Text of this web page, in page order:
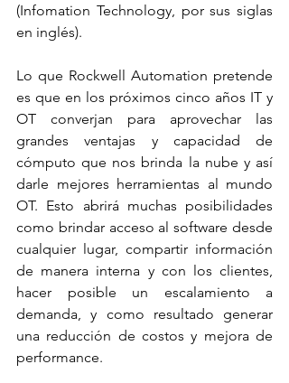
(Infomation Technology, por sus siglas
en inglés).
Lo que Rockwell Automation pretende
es que en los próximos cinco años IT y
OT converjan para aprovechar las
grandes ventajas y capacidad de
cómputo que nos brinda la nube y así
darle mejores herramientas al mundo
OT. Esto abrirá muchas posibilidades
como brindar acceso al software desde
cualquier lugar, compartir información
de manera interna y con los clientes,
hacer posible un escalamiento a
demanda, y como resultado generar
una reducción de costos y mejora de
performance.